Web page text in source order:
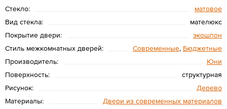
Стекло:
матовое
Вид стекла:
мателюкс
Покрытие двери:
экошпон
Стиль межкомнатных дверей:
Современные, Бюджетные
Производитель:
Юни
Поверхность:
структурная
Рисунок:
Дерево
Материалы:
Двери из современных материалов